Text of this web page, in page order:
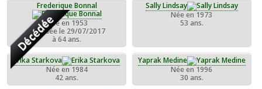
Frederique Bonnal
DécédéeNée en 1953
Décédée le 29/07/2017
à 64 ans.
Sally Lindsay
Née en 1973
53 ans.
Erika Starkova
Née en 1984
42 ans.
Yaprak Medine
Née en 1996
30 ans.